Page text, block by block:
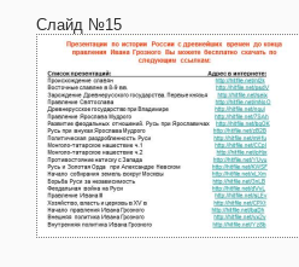
Слайд №15